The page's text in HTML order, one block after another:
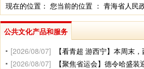
现在的位置： 您当前的位置 ： 青海省人民
公共文化产品和服务
[2026/08/07]
【看青超 游西宁】本周末
[2026/08/07]
【聚焦省运会】德令哈盛装